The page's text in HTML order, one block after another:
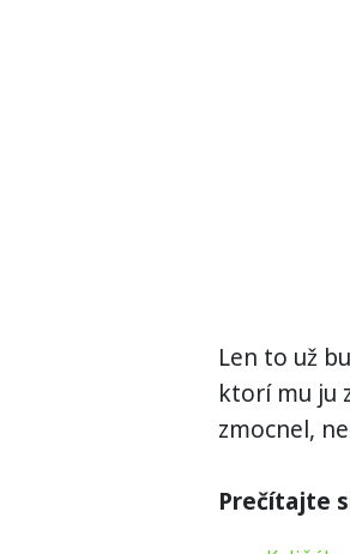
Len to už
ktorí mu ju
zmocnel,
Prečítajte